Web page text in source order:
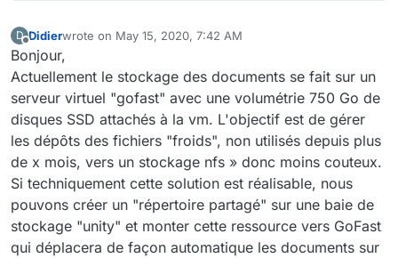
D
Offline
Didierwrote on May 15, 2020, 7:42 AM
last edited by
Bonjour,
Actuellement le stockage des documents se fait sur un
serveur virtuel "gofast" avec une volumétrie 750 Go de
disques SSD attachés à la vm. L'objectif est de gérer
les dépôts des fichiers "froids", non utilisés depuis plus
de x mois, vers un stockage nfs » donc moins couteux.
Si techniquement cette solution est réalisable, nous
pouvons créer un "répertoire partagé" sur une baie de
stockage "unity" et monter cette ressource vers GoFast
qui déplacera de façon automatique les documents sur